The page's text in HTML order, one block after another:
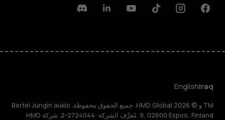
Facebook
Instagram
Tiktok
Youtube
Linkedin
Discord
Iraq
English
TM و © 2026 HMD Global. جميع الحقوق محفوظة. Bertel Jungin aukio
9, 02600 Espoo, Finland. مُعرِّف الشركة: 2724044-2. شركة HMD